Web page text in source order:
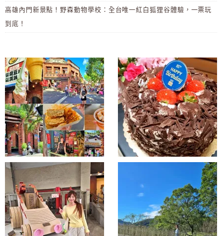
高雄內門新景點！野森動物學校：全台唯一紅白狐狸谷體驗，一票玩
到底！